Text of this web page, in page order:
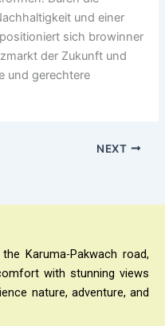
und einer
sich browinner
der Zukunft und
und gerechtere
NEXT
Karuma-Pakwach road,
with stunning views
nature, adventure, and